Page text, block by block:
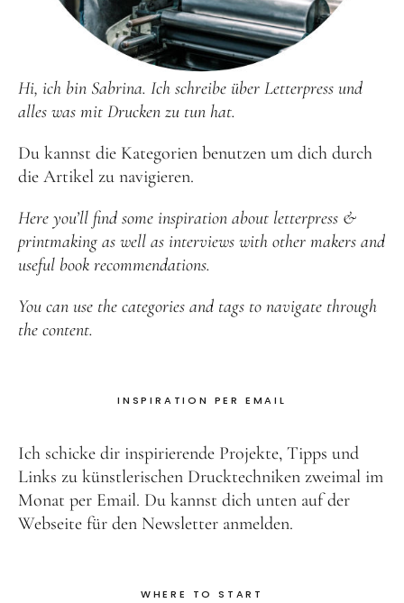
Hi, ich bin Sabrina. Ich schreibe über Letterpress und
alles was mit Drucken zu tun hat.
Du kannst die Kategorien benutzen um dich durch
die Artikel zu navigieren.
Here you’ll find some inspiration about letterpress &
printmaking as well as interviews with other makers and
useful book recommendations.
You can use the categories and tags to navigate through
the content.
INSPIRATION PER EMAIL
Ich schicke dir inspirierende Projekte, Tipps und
Links zu künstlerischen Drucktechniken zweimal im
Monat per Email. Du kannst dich unten auf der
Webseite für den Newsletter anmelden.
WHERE TO START